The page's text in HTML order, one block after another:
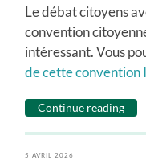
Le débat citoyens
convention
intéressant. Vous
de cette convention
Continue reading
5 AVRIL 2026